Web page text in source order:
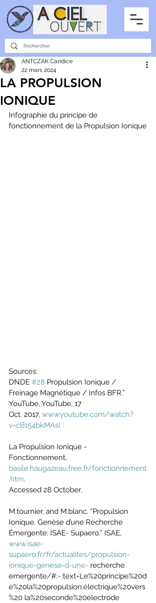
PARTENARIATS
INTERVIEWS LA PHOTO DU CIEL TOUS LES ARTICLES
LA PROPULSION
IONIQUE
ANTCZAK Candice
22 mars 2024
Infographie du principe de
fonctionnement de la Propulsion Ionique
Sources:
DNDE #28 Propulsion Ionique /
Freinage Magnétique / Infos BFR.”
YouTube, YouTube, 17
Oct. 2017, www.youtube.com/watch?
v=cB154bkMAsI
La Propulsion Ionique -
Fonctionnement,
basile.haugazeau.free.fr/fonctionnement
.htm.
Accessed 28 October.
M.tournier, and M.blanc. “Propulsion
Ionique, Genèse d’une Recherche
Émergente: ISAE- Supaero.” ISAE,
www.isae-
supaero.fr/fr/actualites/propulsion-
ionique-genese-d-une- recherche
emergente/#:~:text=Le%20principe%20d
e%20la%20propulsion,électrique%20vers
%20 la%20seconde%20électrode